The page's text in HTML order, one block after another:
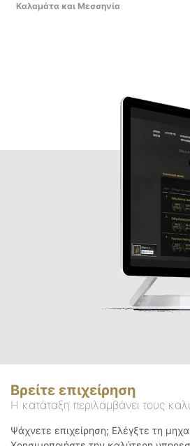
Καλαμάτα και Μεσσηνία
Βρείτε επιχείρηση
Η κατάταξη περιλαμβάνει τους
Ψάχνετε επιχείρηση; Ελέγξτε τη